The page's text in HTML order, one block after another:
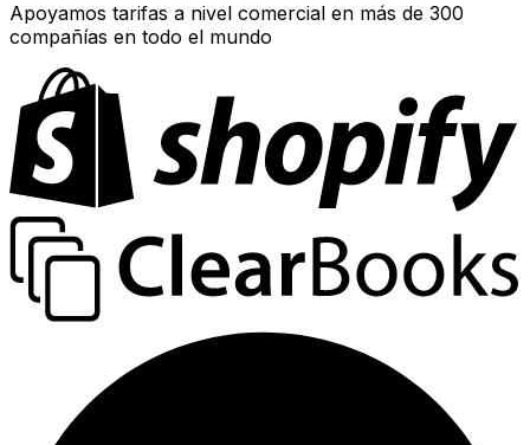
Apoyamos tarifas a nivel comercial en más de 300
compañías en todo el mundo